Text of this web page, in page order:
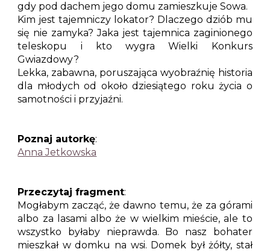
gdy pod dachem jego domu zamieszkuje Sowa.
Kim jest tajemniczy lokator? Dlaczego dziób mu
się nie zamyka? Jaka jest tajemnica zaginionego
teleskopu i kto wygra Wielki Konkurs
Gwiazdowy?
Lekka, zabawna, poruszająca wyobraźnię historia
dla młodych od około dziesiątego roku życia o
samotności i przyjaźni.
Poznaj autorkę:
Anna Jetkowska
Przeczytaj fragment:
Mogłabym zacząć, że dawno temu, że za górami
albo za lasami albo że w wielkim mieście, ale to
wszystko byłaby nieprawda. Bo nasz bohater
mieszkał w domku na wsi. Domek był żółty, stał